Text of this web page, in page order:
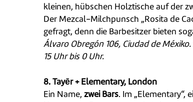
kleinen, hübschen Holztische auf der
Der Mezcal-Milchpunsch „Rosita de
gefragt, denn die Barbesitzer bieten
Álvaro Obregón 106, Ciudad de
15 Uhr bis 0 Uhr.
8. Tayēr + Elementary, London
Ein Name, zwei Bars. Im „Elementary“,